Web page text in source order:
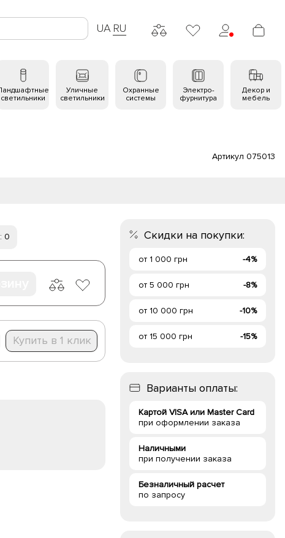
UA RU
светильники
Уличные
светильники
Охранные
системы
Электро-
фурнитура
Декор и
мебель
Артикул 075013
0
Купить в 1 клик
Скидки на покупки:
от 1 000 грн -4%
от 5 000 грн -8%
от 10 000 грн -10%
от 15 000 грн -15%
Варианты оплаты:
Картой VISA или Master Card
при оформлении заказа
Наличными
при получении заказа
Безналичный расчет
по запросу